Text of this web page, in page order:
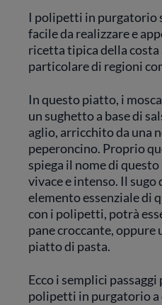
I polipetti in purgatorio
facile da realizzare e
ricetta tipica della costa
particolare di regioni
In questo piatto, i
un sughetto a base di
aglio, arricchito da una
peperoncino. Proprio
spiega il nome di
vivace e intenso. Il sugo
elemento essenziale di
con i polipetti, potrà
pane croccante, oppure
piatto di pasta.
Ecco i semplici
polipetti in purgatorio a